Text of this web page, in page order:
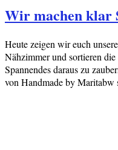
Wir machen klar
Heute zeigen wir euch
Nähzimmer und sortieren
Spannendes daraus zu
von Handmade by Maritabw